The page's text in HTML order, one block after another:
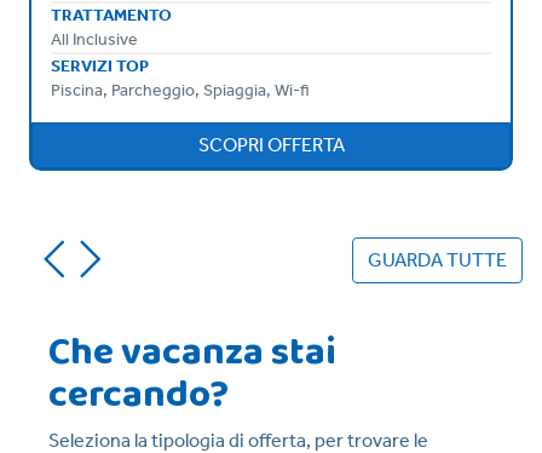
TRATTAMENTO
All Inclusive
SERVIZI TOP
Piscina, Parcheggio, Spiaggia, Wi-fi
SCOPRI OFFERTA
GUARDA TUTTE
Che vacanza stai
cercando?
Seleziona la tipologia di offerta, per trovare le